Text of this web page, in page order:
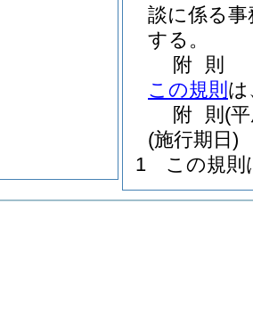
談に係る
する。
附 則
この規則 は
附 則 (
(施行期日)
1
この規則